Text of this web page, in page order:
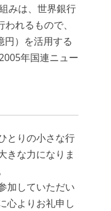
みは、世界銀行
れるもので、
円）を活用する
年国連ニュー
とりの小さな行
きな力になりま
加していただい
心よりお礼申し